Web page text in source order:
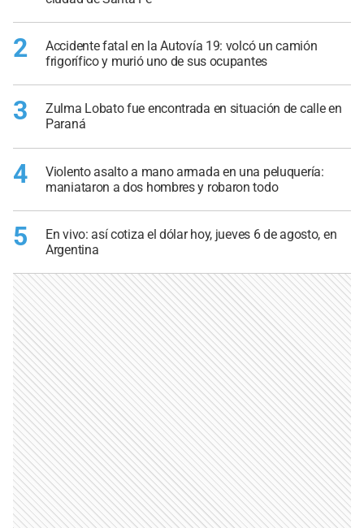
2
Accidente fatal en la Autovía 19: volcó un camión
frigorífico y murió uno de sus ocupantes
3
Zulma Lobato fue encontrada en situación de calle en
Paraná
4
Violento asalto a mano armada en una peluquería:
maniataron a dos hombres y robaron todo
5
En vivo: así cotiza el dólar hoy, jueves 6 de agosto, en
Argentina